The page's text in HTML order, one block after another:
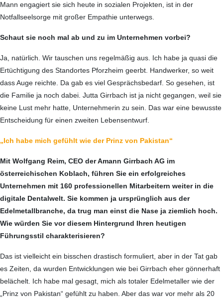
Mann engagiert sie sich heute in sozialen Projekten, ist in der
Notfallseel­sorge mit großer Empathie unterwegs.
Schaut sie noch mal ab und zu im Unternehmen vorbei?
Ja, natürlich. Wir tauschen uns regelmäßig aus. Ich habe ja quasi die
Ertüchtigung des Standortes Pforzheim geerbt. Handwerker, so weit
dass Auge reichte. Da gab es viel Gesprächsbedarf. So gesehen, ist
die Familie ja noch dabei. Jutta Girrbach ist ja nicht gegangen, weil sie
keine Lust mehr hatte, Unternehmerin zu sein. Das war eine bewusste
Entscheidung für einen zweiten Lebensentwurf.
„Ich habe mich gefühlt wie der Prinz von Pakistan“
Mit Wolfgang Reim, CEO der Amann Girrbach AG im
österreichischen Koblach, führen Sie ein erfolgreiches
Unternehmen mit 160 professionellen Mitarbeitern weiter in die
digitale Dental­welt. Sie kommen ja ursprünglich aus der
Edelmetallbranche, da trug man einst die Nase ja ziemlich hoch.
Wie würden Sie vor diesem Hintergrund Ihren heutigen
Führungsstil charakterisieren?
Das ist vielleicht ein bisschen drastisch formuliert, aber in der Tat gab
es Zeiten, da wurden Entwicklungen wie bei Girrbach eher gönnerhaft
belächelt. Ich habe mal gesagt, mich als totaler Edelmetaller wie der
„Prinz von Pakistan“ gefühlt zu haben. Aber das war vor mehr als 20